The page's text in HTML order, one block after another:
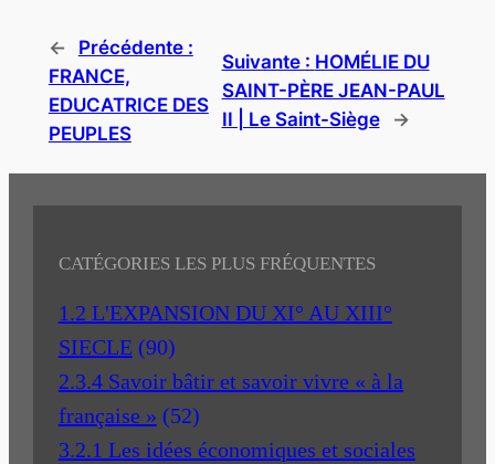
←
Précédente :
FRANCE,
EDUCATRICE DES
PEUPLES
Suivante : HOMÉLIE DU
SAINT-PÈRE JEAN-PAUL
II | Le Saint-Siège
→
CATÉGORIES LES PLUS FRÉQUENTES
1.2 L'EXPANSION DU XI° AU XIII°
SIECLE (90)
2.3.4 Savoir bâtir et savoir vivre « à la
française » (52)
3.2.1 Les idées économiques et sociales